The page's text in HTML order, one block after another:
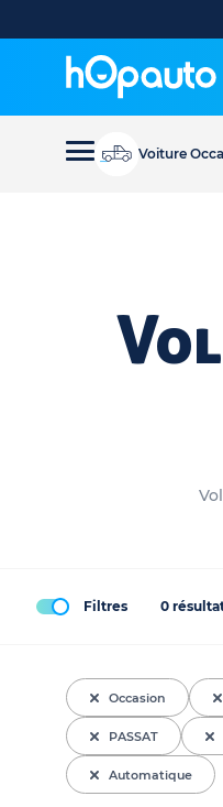
Voiture
Filtres 0
Occasion
PASSAT
Automatique